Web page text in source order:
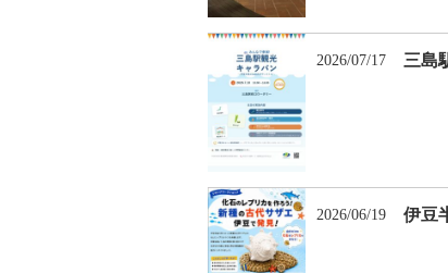
2026/07/17 三島
2026/06/19